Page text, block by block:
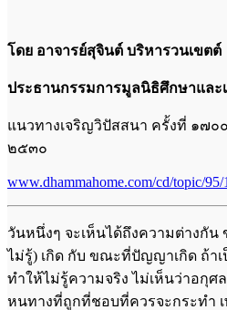
โดย อาจารย์สุจินต์ บริหารวนเขตต์
ประธานกรรมการมูลนิธิศึกษาและ
แนวทางเจริญวิปัสสนา ครั้งที่ ๑๗
๒๕๓๐
www.dhammahome.com/cd/topic/95/
วันหนึ่งๆ จะเห็นได้ถึงความต่างกั
ไม่รู้) เกิด กับ ขณะที่ปัญญาเกิด ถ้า
ทำให้ไม่รู้ความจริง ไม่เห็นว่าอกุศ
หนทางที่ถูกที่ชอบที่ควรจะกระทำ